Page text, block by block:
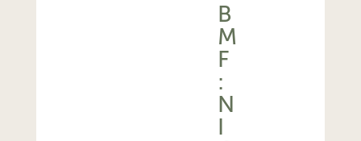
B
M
F
:
N
I